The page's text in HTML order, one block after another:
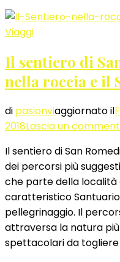
Viaggi
Il sentiero di
nella roccia e il
di pasionviaggiornato il
2018Lascia un
Il sentiero di San
dei percorsi più
che parte della località
caratteristico
pellegrinaggio. Il
attraversa la natura
spettacolari da togliere